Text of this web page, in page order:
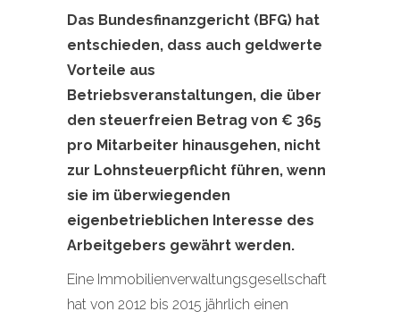
Das Bundesfinanzgericht (BFG) hat
entschieden, dass auch geldwerte
Vorteile aus
Betriebsveranstaltungen, die über
den steuerfreien Betrag von € 365
pro Mitarbeiter hinausgehen, nicht
zur Lohnsteuerpflicht führen, wenn
sie im überwiegenden
eigenbetrieblichen Interesse des
Arbeitgebers gewährt werden.
Eine Immobilienverwaltungsgesellschaft
hat von 2012 bis 2015 jährlich einen